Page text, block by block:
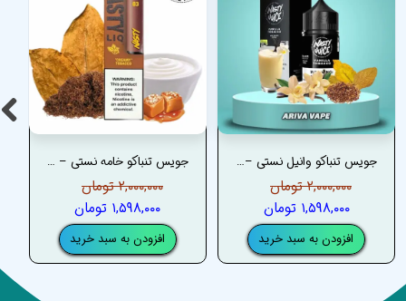
جویس تنباکو خامه نستی – NASTY CREAMY TOBACCO JUICE
۲,۰۰۰,۰۰۰ تومان
۱,۵۹۸,۰۰۰ تومان
افزودن به سبد خرید
جویس تنباکو وانیل نستی –NASTY VANILLA TOBACCO JUICE
۲,۰۰۰,۰۰۰ تومان
۱,۵۹۸,۰۰۰ تومان
افزودن به سبد خرید